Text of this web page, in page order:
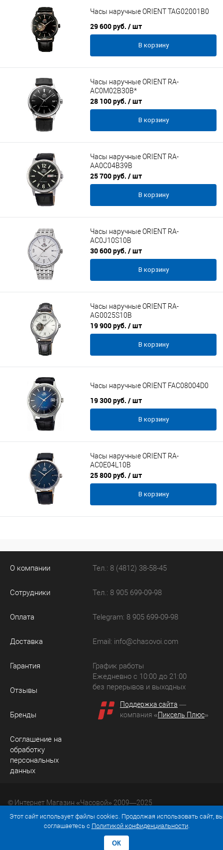
Часы наручные ORIENT TAG02001B0
29 600 руб. / шт
В корзину
Часы наручные ORIENT RA-
AC0M02B30B*
28 100 руб. / шт
В корзину
Часы наручные ORIENT RA-
AA0C04B39B
25 700 руб. / шт
В корзину
Часы наручные ORIENT RA-
AC0J10S10B
30 600 руб. / шт
В корзину
Часы наручные ORIENT RA-
AG0025S10B
19 900 руб. / шт
В корзину
Часы наручные ORIENT FAC08004D0
19 300 руб. / шт
В корзину
Часы наручные ORIENT RA-
AC0E04L10B
25 800 руб. / шт
В корзину
О компании
Сотрудники
Оплата
Доставка
Гарантия
Отзывы
Бренды
Соглашение на
обработку
персональных
данных
Тел.: 8 (4812) 38-58-45
Тел.: 8 905 699-09-98
Telegram: 8 905 699-09-98
Email: info@chasovoi.com
График работы
Ежедневно с 10:00 до 21:00
без перерывов и выходных
Поддержка сайта —
компания «Пиксель Плюс»
© Интернет Магазин «Часовой» 2009—2025
Юридический адрес: 214036 Россия, г. Смоленск, ул.
Рыленкова, д. 61а, кв. 24.
Этот сайт использует файлы cookies. Продолжая использовать сайт,
соглашаетесь с Политикой конфиденциальности.
ОК